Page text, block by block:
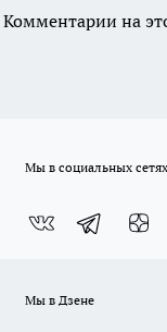
Комментарии на
Мы в социальных сетях
Мы в Дзене